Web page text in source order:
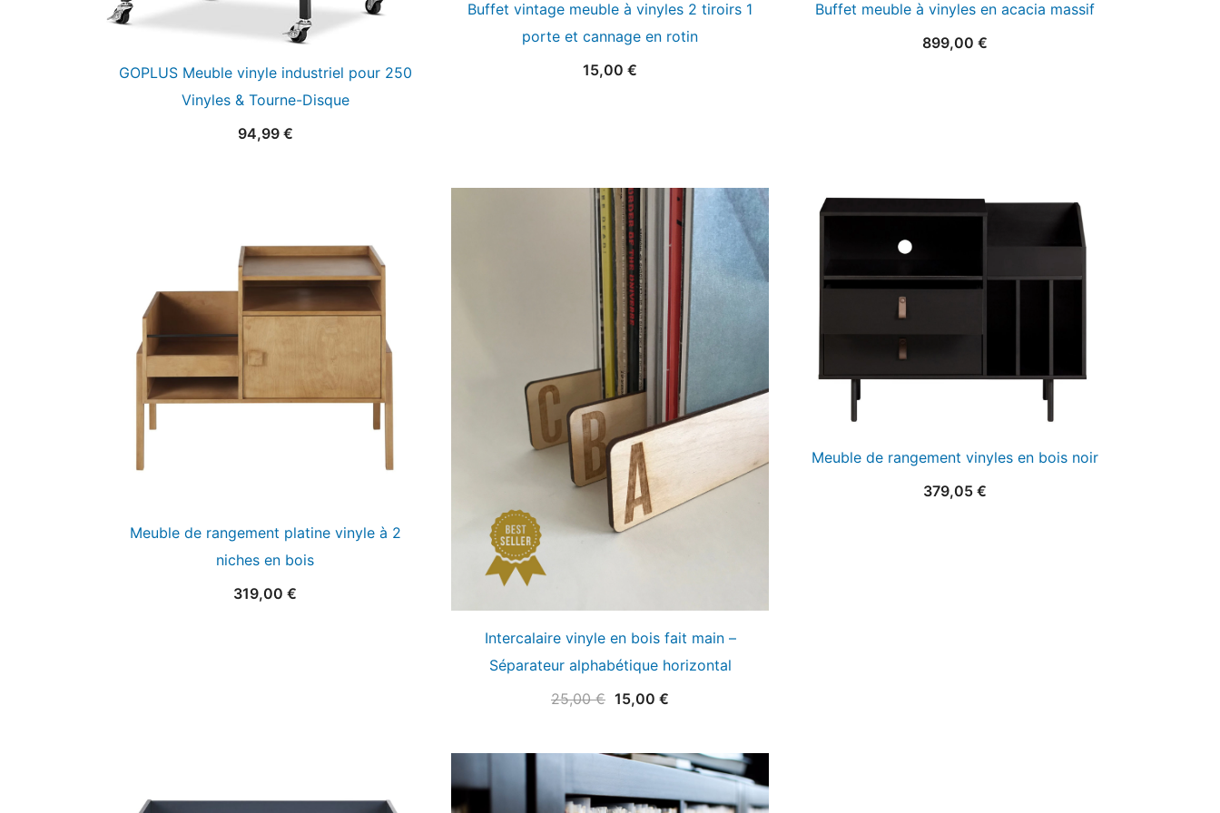
GOPLUS Meuble vinyle industriel pour 250
Vinyles & Tourne-Disque
94,99 €
Buffet vintage meuble à vinyles 2 tiroirs 1
porte et cannage en rotin
15,00 €
Buffet meuble à vinyles en acacia massif
899,00 €
Meuble de rangement platine vinyle à 2
niches en bois
319,00 €
Intercalaire vinyle en bois fait main –
Séparateur alphabétique horizontal
25,00€ Le
était :
25,00 €.
15,00 €
est :
Meuble de rangement vinyles en bois noir
379,05 €